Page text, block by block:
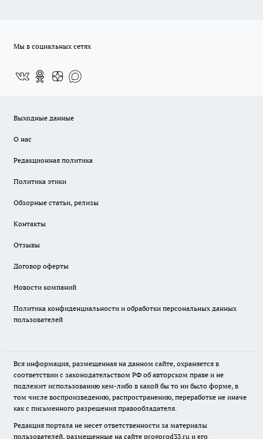
Мы в социальных сетях
Выходные данные
О нас
Редакционная политика
Политика этики
Обзорные статьи, релизы
Контакты
Отзывы
Договор оферты
Новости компаний
Политика конфиденциальности и обработки персональных данных
пользователей
Вся информация, размещенная на данном сайте, охраняется в
соответствии с законодательством РФ об авторском праве и не
подлежит использованию кем-либо в какой бы то ни было форме, в
том числе воспроизведению, распространению, переработке не иначе
как с письменного разрешения правообладателя.
Редакция портала не несет ответственности за материалы
пользователей, размещенные на сайте progorod33.ru и его